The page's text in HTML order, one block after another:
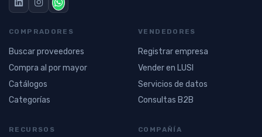
COMPRADORES
Buscar proveedores
Compra al por mayor
Catálogos
Categorías
VENDEDORES
Registrar empresa
Vender en LUSI
Servicios de datos
Consultas B2B
RECURSOS COMPAÑÍA